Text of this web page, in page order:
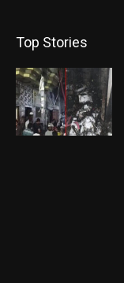
Top Stories